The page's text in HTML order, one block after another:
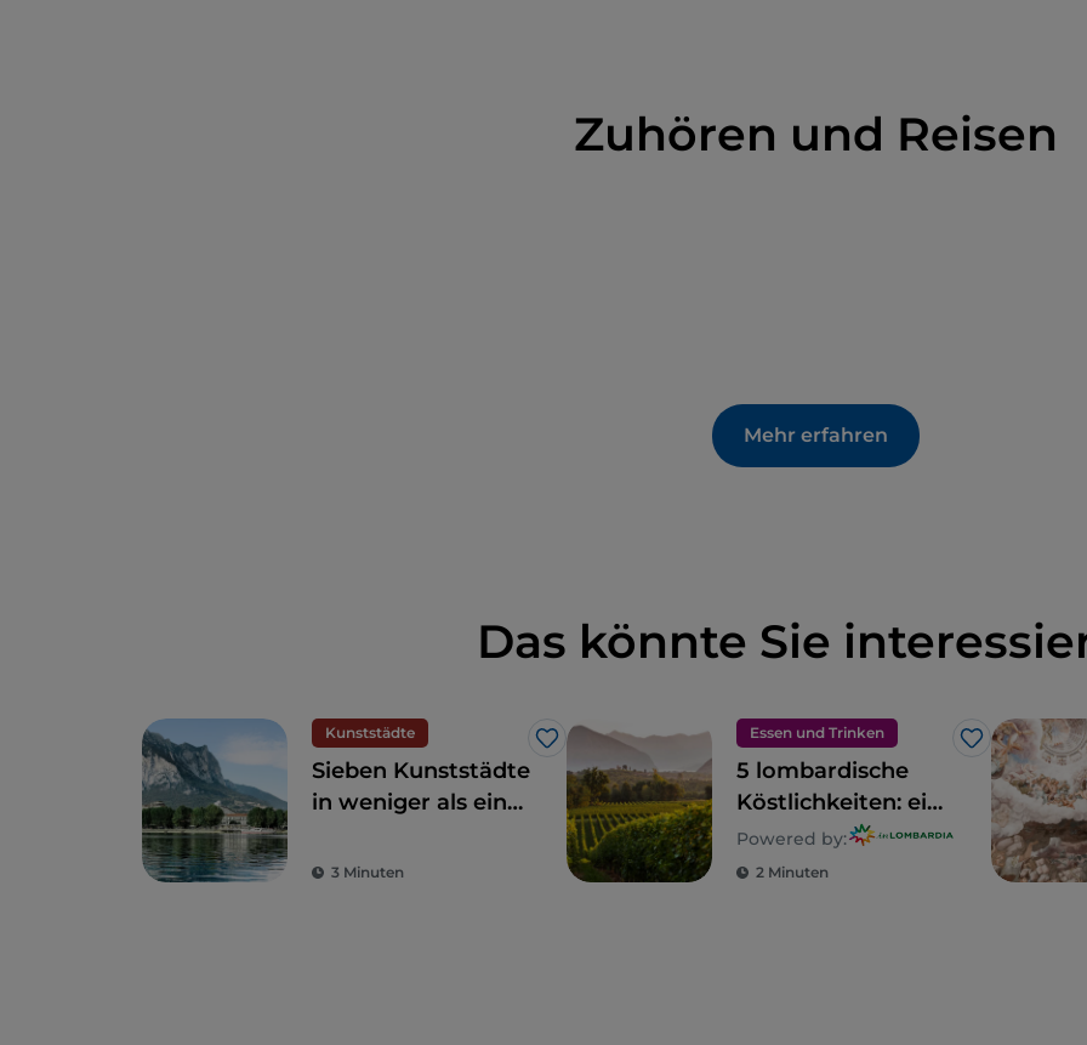
Zuhören und Reisen
Mehr erfahren
Das könnte Sie
Kunststädte
Like
Sieben Kunststädte
in weniger als einer
von Mailand
3 Minuten
Essen und Trinken
Like
5 lombardische
Köstlichkeiten: ein
Gebiet zum
Genießen
Powered by:
2 Minuten